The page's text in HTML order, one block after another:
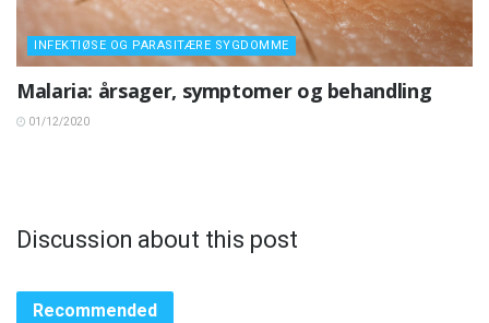
INFEKTIØSE OG PARASITÆRE SYGDOMME
Malaria: årsager, symptomer og behandling
01/12/2020
Discussion about this post
Recommended